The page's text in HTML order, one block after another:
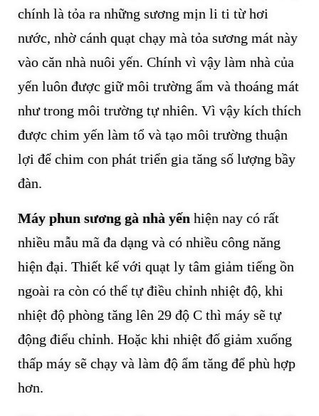
chính là tỏa ra những sương mịn li ti từ hơi
nước, nhờ cánh quạt chạy mà tỏa sương mát này
vào căn nhà nuôi yến. Chính vì vậy làm nhà của
yến luôn được giữ môi trường ẩm và thoáng mát
như trong môi trường tự nhiên. Vì vậy kích thích
được chim yến làm tổ và tạo môi trường thuận
lợi để chim con phát triển gia tăng số lượng bầy
đàn.
Máy phun sương gà nhà yến hiện nay có rất
nhiều mẫu mã đa dạng và có nhiều công năng
hiện đại. Thiết kế với quạt ly tâm giảm tiếng ồn
ngoài ra còn có thể tự điều chỉnh nhiệt độ, khi
nhiệt độ phòng tăng lên 29 độ C thì máy sẽ tự
động điểu chỉnh. Hoặc khi nhiệt đố giảm xuống
thấp máy sẽ chạy và làm độ ẩm tăng để phù hợp
hơn.